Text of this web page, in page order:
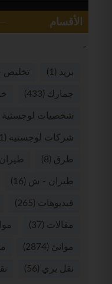
الأقسام
بريد (1) تخليص
جمارك (433)
شخصيات لوجستية
شركات لوجستية (61)
طرق (8) طيران
طيران - ش (16)
فيديوهات (265)
مقالات (37)
موانئ (2874)
نقل بري (56)